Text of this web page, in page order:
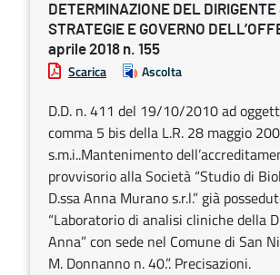
DETERMINAZIONE DEL DIRIGENTE
STRATEGIE E GOVERNO
aprile 2018 n. 155
Scarica Ascolta
D.D. n. 411 del 19/10/2010 ad
comma 5 bis della L.R. 28 maggio
s.m.i..Mantenimento
provvisorio alla Società “Studio di
D.ssa Anna Murano s.r.l.” già
“Laboratorio di analisi cliniche della
Anna” con sede nel Comune di San
M. Donnanno n. 40.”. Precisazioni.